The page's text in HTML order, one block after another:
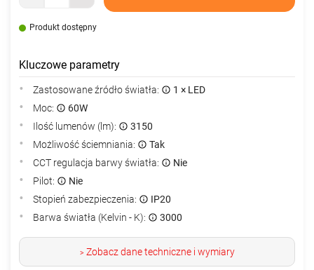
Produkt dostępny
Kluczowe parametry
Zastosowane źródło światła:
1 × LED
Moc:
60W
Ilość lumenów (lm):
3150
Możliwość ściemniania:
Tak
CCT regulacja barwy światła:
Nie
Pilot:
Nie
Stopień zabezpieczenia:
IP20
Barwa światła (Kelvin - K):
3000
>Zobacz dane techniczne i wymiary